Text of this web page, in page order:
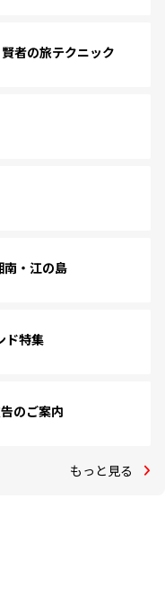
者の旅テクニック
南・江の島
ド特集
のご案内
もっと見る